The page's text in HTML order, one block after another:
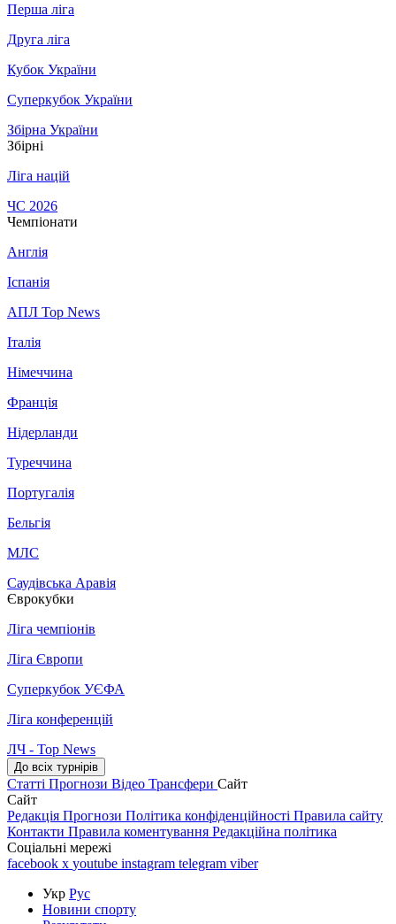
Перша ліга
Друга ліга
Кубок України
Суперкубок України
Збірна України
Збірні
Ліга націй
ЧС 2026
Чемпіонати
Англія
Іспанія
АПЛ Top News
Італія
Німеччина
Франція
Нідерланди
Туреччина
Португалія
Бельгія
МЛС
Саудівська Аравія
Єврокубки
Ліга чемпіонів
Ліга Європи
Суперкубок УЄФА
Ліга конференцій
ЛЧ - Top News
До всіх турнірів
Статті Прогнози Відео Трансфери Сайт
Сайт
Редакція Прогнози Політика конфіденційності Правила сайту
Контакти Правила коментування Редакційна політика
Соціальні мережі
facebook x youtube instagram telegram viber
Укр Рус
Новини спорту